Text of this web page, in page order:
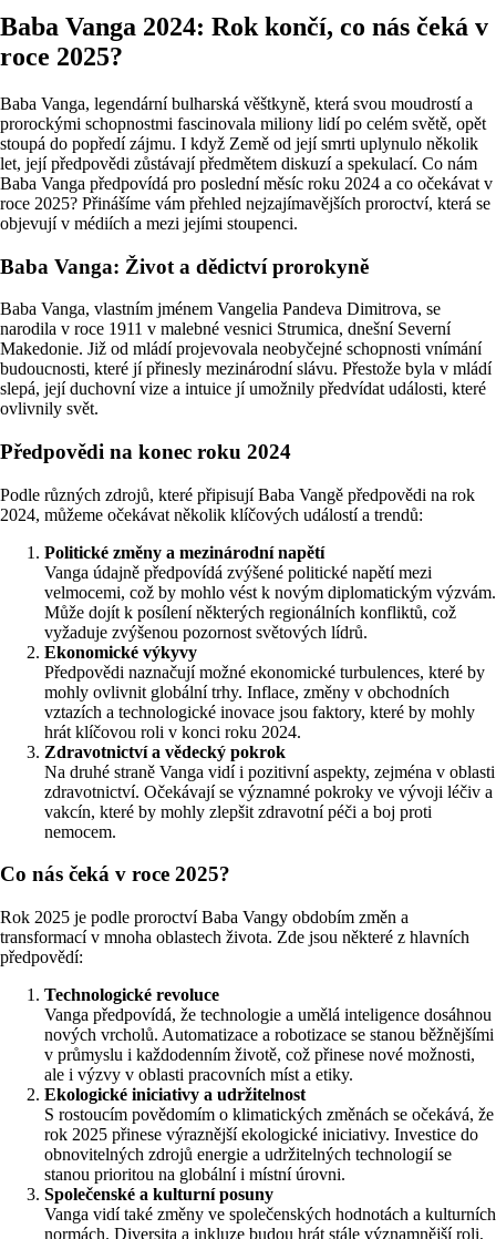
Baba Vanga 2024: Rok končí, co nás čeká v
roce 2025?
Baba Vanga, legendární bulharská věštkyně, která svou moudrostí a
prorockými schopnostmi fascinovala miliony lidí po celém světě, opět
stoupá do popředí zájmu. I když Země od její smrti uplynulo několik
let, její předpovědi zůstávají předmětem diskuzí a spekulací. Co nám
Baba Vanga předpovídá pro poslední měsíc roku 2024 a co očekávat v
roce 2025? Přinášíme vám přehled nejzajímavějších proroctví, která se
objevují v médiích a mezi jejími stoupenci.
Baba Vanga: Život a dědictví prorokyně
Baba Vanga, vlastním jménem Vangelia Pandeva Dimitrova, se
narodila v roce 1911 v malebné vesnici Strumica, dnešní Severní
Makedonie. Již od mládí projevovala neobyčejné schopnosti vnímání
budoucnosti, které jí přinesly mezinárodní slávu. Přestože byla v mládí
slepá, její duchovní vize a intuice jí umožnily předvídat události, které
ovlivnily svět.
Předpovědi na konec roku 2024
Podle různých zdrojů, které připisují Baba Vangě předpovědi na rok
2024, můžeme očekávat několik klíčových událostí a trendů:
Politické změny a mezinárodní napětí
Vanga údajně předpovídá zvýšené politické napětí mezi
velmocemi, což by mohlo vést k novým diplomatickým výzvám.
Může dojít k posílení některých regionálních konfliktů, což
vyžaduje zvýšenou pozornost světových lídrů.
Ekonomické výkyvy
Předpovědi naznačují možné ekonomické turbulences, které by
mohly ovlivnit globální trhy. Inflace, změny v obchodních
vztazích a technologické inovace jsou faktory, které by mohly
hrát klíčovou roli v konci roku 2024.
Zdravotnictví a vědecký pokrok
Na druhé straně Vanga vidí i pozitivní aspekty, zejména v oblasti
zdravotnictví. Očekávají se významné pokroky ve vývoji léčiv a
vakcín, které by mohly zlepšit zdravotní péči a boj proti
nemocem.
Co nás čeká v roce 2025?
Rok 2025 je podle proroctví Baba Vangy obdobím změn a
transformací v mnoha oblastech života. Zde jsou některé z hlavních
předpovědí:
Technologické revoluce
Vanga předpovídá, že technologie a umělá inteligence dosáhnou
nových vrcholů. Automatizace a robotizace se stanou běžnějšími
v průmyslu i každodenním životě, což přinese nové možnosti,
ale i výzvy v oblasti pracovních míst a etiky.
Ekologické iniciativy a udržitelnost
S rostoucím povědomím o klimatických změnách se očekává, že
rok 2025 přinese výraznější ekologické iniciativy. Investice do
obnovitelných zdrojů energie a udržitelných technologií se
stanou prioritou na globální i místní úrovni.
Společenské a kulturní posuny
Vanga vidí také změny ve společenských hodnotách a kulturních
normách. Diversita a inkluze budou hrát stále významnější roli,